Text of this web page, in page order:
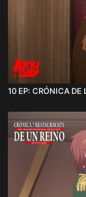
10 EP: CRÓNICA DE